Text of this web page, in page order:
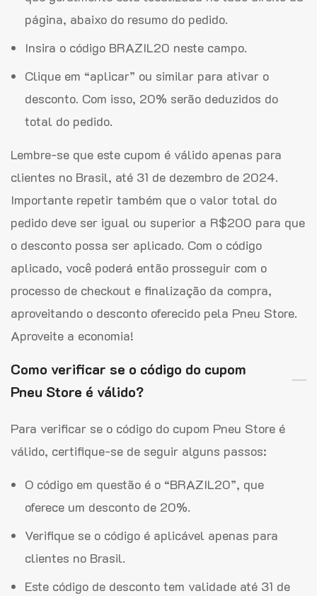
página, abaixo do resumo do pedido.
Insira o código BRAZIL20 neste campo.
Clique em “aplicar” ou similar para ativar o
desconto. Com isso, 20% serão deduzidos do
total do pedido.
Lembre-se que este cupom é válido apenas para
clientes no Brasil, até 31 de dezembro de 2024.
Importante repetir também que o valor total do
pedido deve ser igual ou superior a R$200 para que
o desconto possa ser aplicado. Com o código
aplicado, você poderá então prosseguir com o
processo de checkout e finalização da compra,
aproveitando o desconto oferecido pela Pneu Store.
Aproveite a economia!
Como verificar se o código do cupom
Pneu Store é válido?
Para verificar se o código do cupom Pneu Store é
válido, certifique-se de seguir alguns passos:
O código em questão é o “BRAZIL20”, que
oferece um desconto de 20%.
Verifique se o código é aplicável apenas para
clientes no Brasil.
Este código de desconto tem validade até 31 de